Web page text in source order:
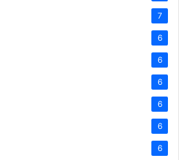
7
6
6
6
6
6
6